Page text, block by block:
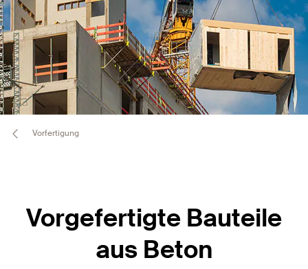
Vorfertigung
Vorgefertigte Bauteile
aus Beton